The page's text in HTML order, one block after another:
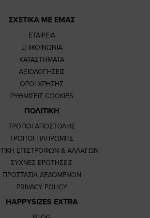
ΣΧΕΤΙΚΑ ΜΕ ΕΜΑΣ
ΕΤΑΙΡΕΙΑ
ΕΠΙΚΟΙΝΩΝΙΑ
ΚΑΤΑΣΤΗΜΑΤΑ
ΑΞΙΟΛΟΓΗΣΕΙΣ
ΟΡΟΙ ΧΡΗΣΗΣ
ΡΥΘΜΙΣΕΙΣ COOKIES
ΠΟΛΙΤΙΚΗ
ΤΡΟΠΟΙ ΑΠΟΣΤΟΛΗΣ
ΤΡΟΠΟΙ ΠΛΗΡΩΜΗΣ
ΕΠΙΣΤΡΟΦΩΝ & ΑΛΛΑΓΩΝ
ΣΥΧΝΕΣ ΕΡΩΤΗΣΕΙΣ
ΠΡΟΣΤΑΣΙΑ ΔΕΔΟΜΕΝΩΝ
PRIVACY POLICY
HAPPYSIZES EXTRA